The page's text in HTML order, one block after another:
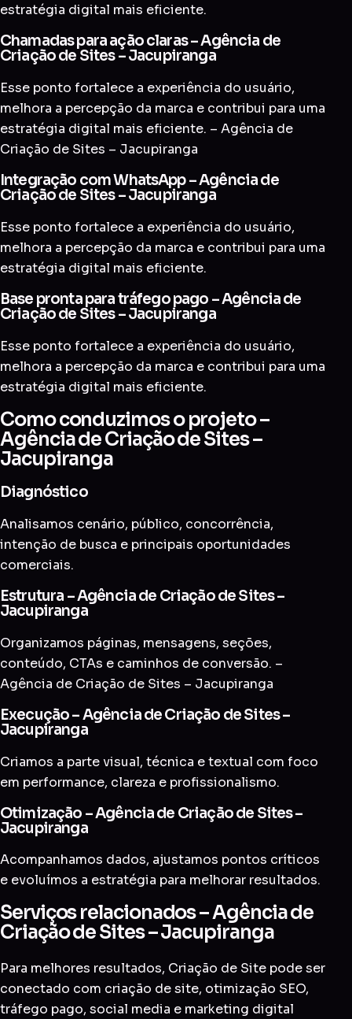
estratégia digital mais eficiente.
Chamadas para ação claras – Agência de
Criação de Sites – Jacupiranga
Esse ponto fortalece a experiência do usuário,
melhora a percepção da marca e contribui para uma
estratégia digital mais eficiente. – Agência de
Criação de Sites – Jacupiranga
Integração com WhatsApp – Agência de
Criação de Sites – Jacupiranga
Esse ponto fortalece a experiência do usuário,
melhora a percepção da marca e contribui para uma
estratégia digital mais eficiente.
Base pronta para tráfego pago – Agência de
Criação de Sites – Jacupiranga
Esse ponto fortalece a experiência do usuário,
melhora a percepção da marca e contribui para uma
estratégia digital mais eficiente.
Como conduzimos o projeto –
Agência de Criação de Sites –
Jacupiranga
Diagnóstico
Analisamos cenário, público, concorrência,
intenção de busca e principais oportunidades
comerciais.
Estrutura – Agência de Criação de Sites –
Jacupiranga
Organizamos páginas, mensagens, seções,
conteúdo, CTAs e caminhos de conversão. –
Agência de Criação de Sites – Jacupiranga
Execução – Agência de Criação de Sites –
Jacupiranga
Criamos a parte visual, técnica e textual com foco
em performance, clareza e profissionalismo.
Otimização – Agência de Criação de Sites –
Jacupiranga
Acompanhamos dados, ajustamos pontos críticos
e evoluímos a estratégia para melhorar resultados.
Serviços relacionados – Agência de
Criação de Sites – Jacupiranga
Para melhores resultados, Criação de Site pode ser
conectado com criação de site, otimização SEO,
tráfego pago, social media e marketing digital